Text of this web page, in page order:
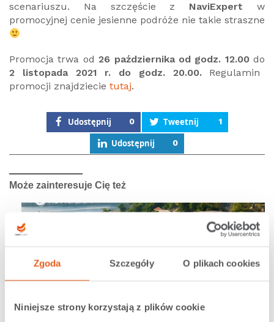
Zgoda Szczegóły O plikach cookies
Niniejsze strony korzystają z plików cookie
scenariuszu. Na szczęście z NaviExpertw
promocyjnej cenie jesienne podróże nie takie straszne
Promocja trwa od26 października od godz. 12.00 do
2 listopada 2021 r. do godz. 20.00. Regulamin
promocji znajdziecie tutaj.
Udostępnij 0 Tweetnij 1
Udostępnij 0
Może zainteresuje Cię też
Samochodem po Europie: Chorwacja –...